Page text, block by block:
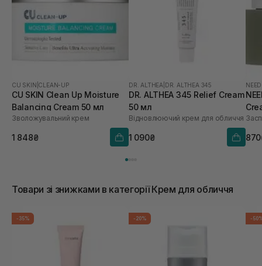
CU SKIN CLEAN-UP
CU SKIN Clean Up Moisture
Balancing Cream 50 мл
Зволожувальний крем
1 848₴
DR. ALTHEA DR. ALTHEA 345
DR. ALTHEA 345 Relief Cream
50 мл
Відновлюючий крем для обличчя
1 090₴
Товари зі знижками в категорії Крем для обличчя
-35% -20% -